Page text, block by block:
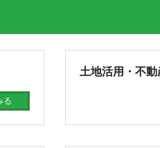
る
土地活用・不